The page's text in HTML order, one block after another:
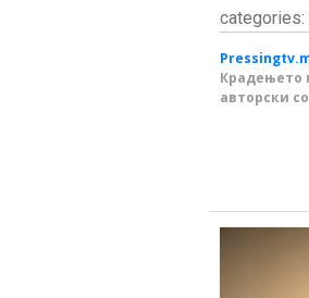
categories:
Крадењето
авторски